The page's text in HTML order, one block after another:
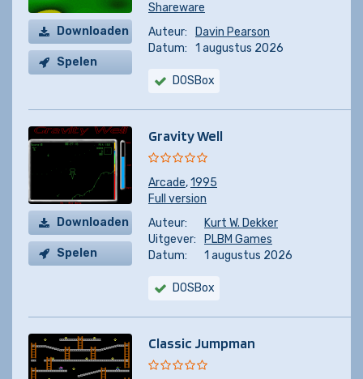
Downloaden
Spelen
Shareware
Auteur:
Davin Pearson
Datum:
1 augustus 2026
DOSBox
Downloaden
Spelen
Gravity Well
Arcade,1995
Full version
Auteur:
Kurt W. Dekker
Uitgever:
PLBM Games
Datum:
1 augustus 2026
DOSBox
Classic Jumpman